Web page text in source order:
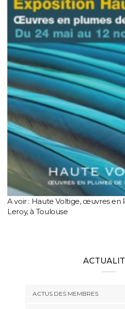
A voir : Haute Voltige, œuvres en
Leroy, à Toulouse
ACTUS DES MEMBRES